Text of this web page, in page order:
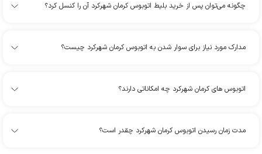
چگونه می‌توان پس از خرید بلیط اتوبوس کرمان شهرکرد آن را کنسل کرد؟
مدارک مورد نیاز برای سوار شدن به اتوبوس کرمان شهرکرد چیست؟
اتوبوس های کرمان شهرکرد چه امکاناتی دارند؟
مدت زمان رسیدن اتوبوس کرمان شهرکرد چقدر است؟